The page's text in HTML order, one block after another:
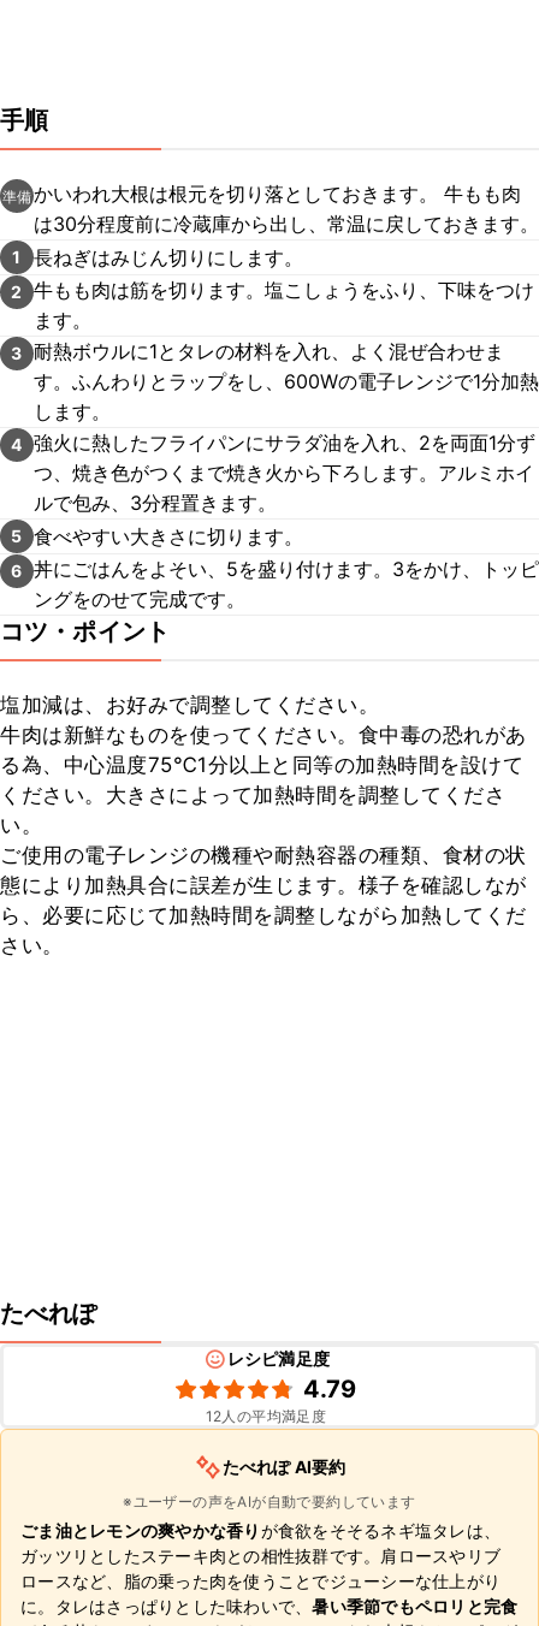
手順
準備かいわれ大根は根元を切り落としておきます。 牛もも肉
は30分程度前に冷蔵庫から出し、常温に戻しておきます。
1 長ねぎはみじん切りにします。
2
牛もも肉は筋を切ります。塩こしょうをふり、下味をつけ
ます。
3 耐熱ボウルに1とタレの材料を入れ、よく混ぜ合わせま
す。ふんわりとラップをし、600Wの電子レンジで1分加熱
します。
4 強火に熱したフライパンにサラダ油を入れ、2を両面1分ず
つ、焼き色がつくまで焼き火から下ろします。アルミホイ
ルで包み、3分程置きます。
5 食べやすい大きさに切ります。
6 丼にごはんをよそい、5を盛り付けます。3をかけ、トッピ
ングをのせて完成です。
コツ・ポイント
塩加減は、お好みで調整してください。
牛肉は新鮮なものを使ってください。食中毒の恐れがあ
る為、中心温度75℃1分以上と同等の加熱時間を設けて
ください。大きさによって加熱時間を調整してくださ
い。
ご使用の電子レンジの機種や耐熱容器の種類、食材の状
態により加熱具合に誤差が生じます。様子を確認しなが
ら、必要に応じて加熱時間を調整しながら加熱してくだ
さい。
たべれぽ
レシピ満足度
4.79
12人の平均満足度
たべれぽ AI要約
※ユーザーの声をAIが自動で要約しています
ごま油とレモンの爽やかな香り が食欲をそそるネギ塩タレは、
ガッツリとしたステーキ肉との相性抜群です。肩ロースやリブ
ロースなど、脂の乗った肉を使うことでジューシーな仕上がり
に。タレはさっぱりとした味わいで、暑い季節でもペロリと完食